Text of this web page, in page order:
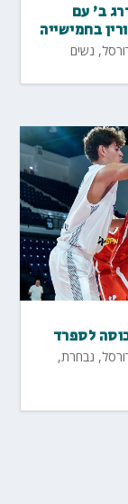
ב' עם
, נשים
לספרד
, נבחרת,